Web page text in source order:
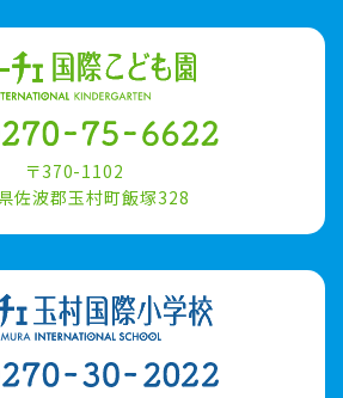
〒370-1102
佐波郡玉村町飯塚328